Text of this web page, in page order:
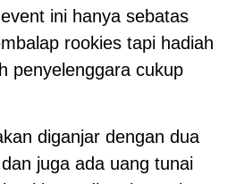
ini hanya sebatas
rookies tapi hadiah
penyelenggara cukup
diganjar dengan dua
juga ada uang tunai